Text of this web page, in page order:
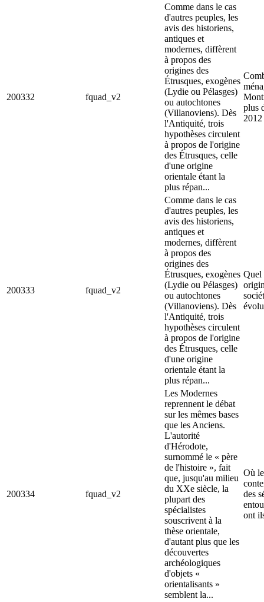
200332 fquad_v2
Comme dans le cas
d'autres peuples, les
avis des historiens,
antiques et
modernes, diffèrent
à propos des
origines des
Étrusques, exogènes
(Lydie ou Pélasges)
ou autochtones
(Villanoviens). Dès
l'Antiquité, trois
hypothèses circulent
à propos de l'origine
des Étrusques, celle
d'une origine
orientale étant la
plus répan...
plus
2012
200333 fquad_v2
Comme dans le cas
d'autres peuples, les
avis des historiens,
antiques et
modernes, diffèrent
à propos des
origines des
Étrusques, exogènes
(Lydie ou Pélasges)
ou autochtones
(Villanoviens). Dès
l'Antiquité, trois
hypothèses circulent
à propos de l'origine
des Étrusques, celle
d'une origine
orientale étant la
plus répan...
Quel
200334 fquad_v2
Les Modernes
reprennent le débat
sur les mêmes bases
que les Anciens.
L'autorité
d'Hérodote,
surnommé le « père
de l'histoire », fait
que, jusqu'au milieu
du XXe siècle, la
plupart des
spécialistes
souscrivent à la
thèse orientale,
d'autant plus que les
découvertes
archéologiques
d'objets «
orientalisants »
semblent la...
Où
des
ont